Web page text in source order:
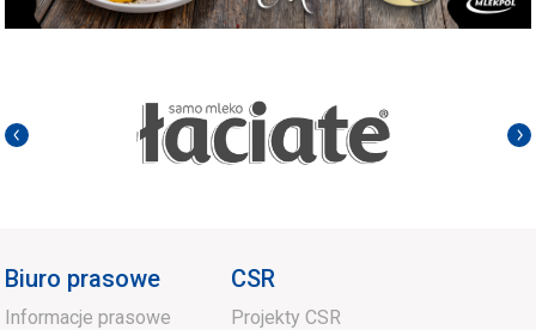
Biuro prasowe
Informacje prasowe
CSR
Projekty CSR